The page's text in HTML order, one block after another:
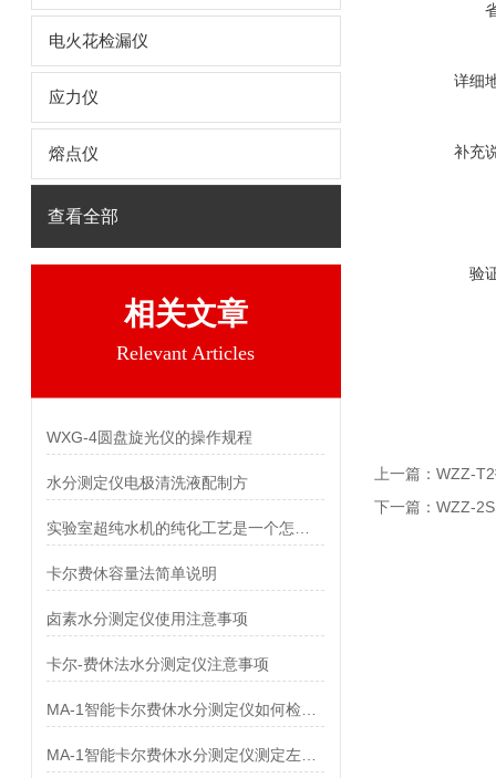
电火花检漏仪
应力仪
熔点仪
查看全部
相关文章
Relevant Articles
WXG-4圆盘旋光仪的操作规程
水分测定仪电极清洗液配制方
卡尔费休容量法简单说明
卤素水分测定仪使用注意事项
卡尔-费休法水分测定仪注意事项
详细
补充
验
上一篇： WZZ-
下一篇： WZZ-